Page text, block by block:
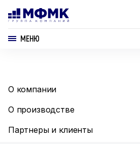
МЕНЮ
О компании
О производстве
Партнеры и клиенты